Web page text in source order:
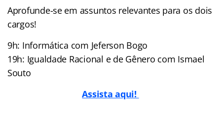
Aprofunde-se em assuntos relevantes para os dois
cargos!
9h: Informática com Jeferson Bogo
19h: Igualdade Racional e de Gênero com Ismael
Souto
Assista aqui!